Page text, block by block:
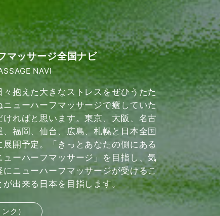
マッサージ全国ナビ
NAVI
々抱えた大きなストレスをぜひうたた
ニューハーフマッサージで癒していた
ければと思います。東京、大阪、名古
、福岡、仙台、広島、札幌と日本全国
展開予定。「きっとあなたの側にある
ューハーフマッサージ」を目指し、気
にニューハーフマッサージが受けるこ
が出来る日本を目指します。
ク）